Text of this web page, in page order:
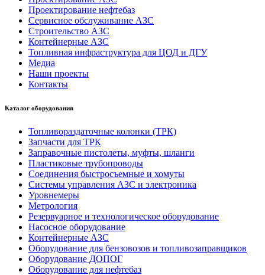
Проектирование нефтебаз
Сервисное обслуживание АЗС
Строительство АЗС
Контейнерные АЗС
Топливная инфраструктура для ЦОД и ДГУ
Медиа
Наши проекты
Контакты
Каталог оборудования
Топливораздаточные колонки (ТРК)
Запчасти для ТРК
Заправочные пистолеты, муфты, шланги
Пластиковые трубопроводы
Соединения быстросъемные и хомуты
Системы управления АЗС и электроника
Уровнемеры
Метрология
Резервуарное и технологическое оборудование
Насосное оборудование
Контейнерные АЗС
Оборудование для бензовозов и топливозаправщиков
Оборудование ДОПОГ
Оборудование для нефтебаз